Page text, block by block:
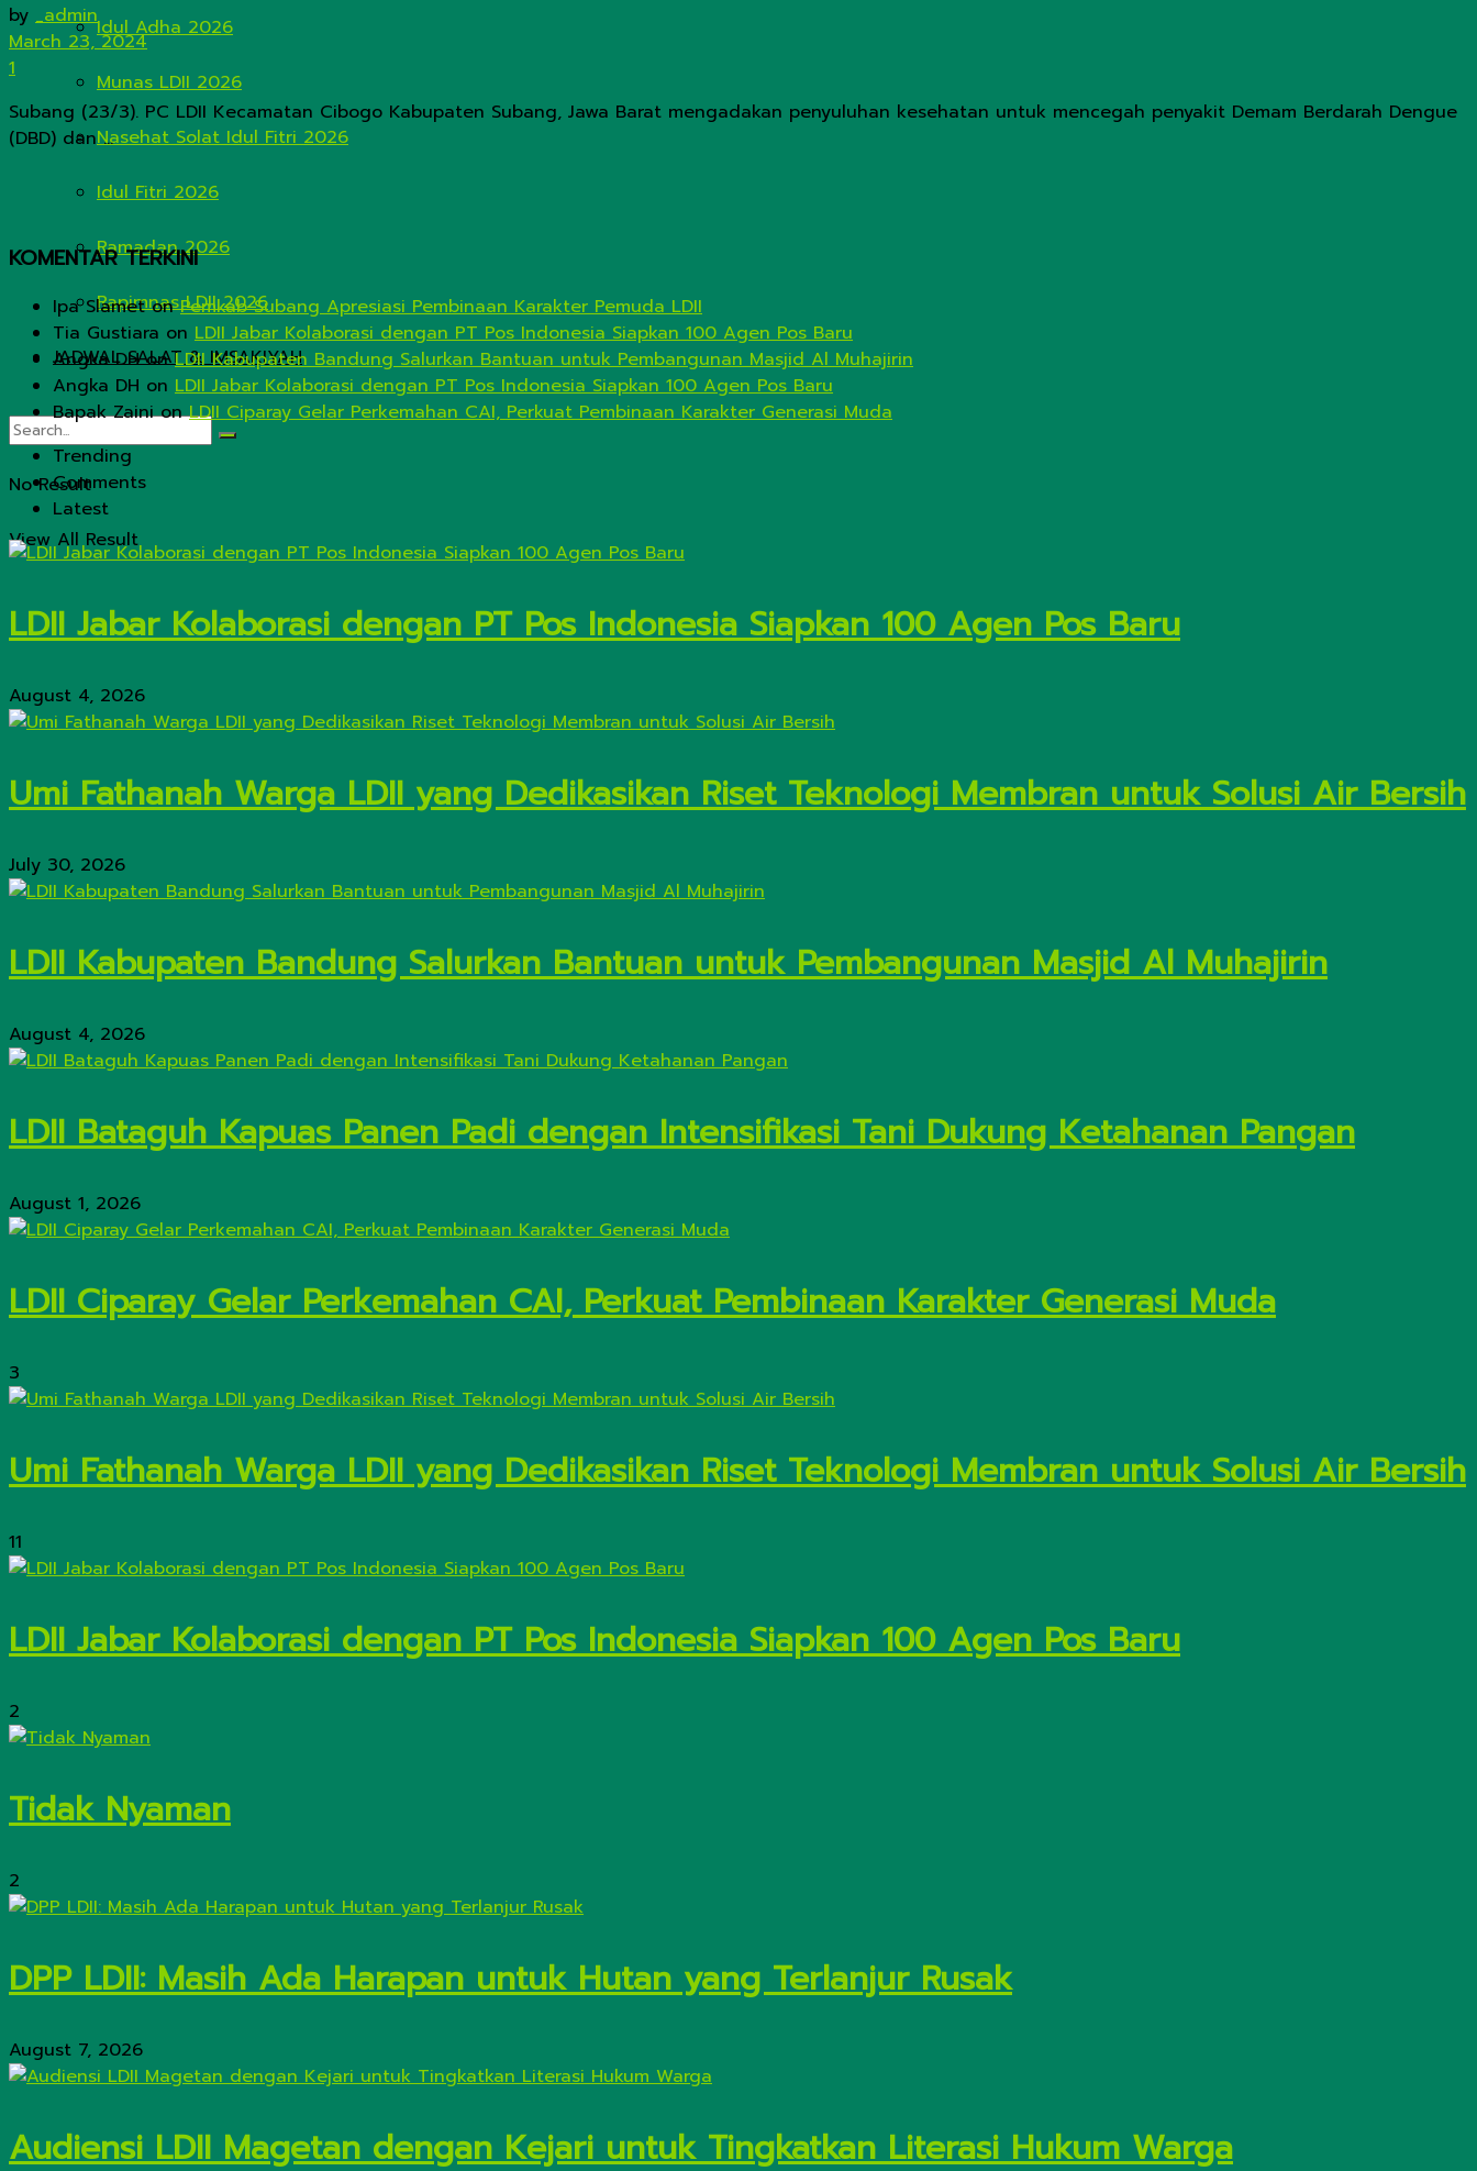
Idul Adha 2026
Munas LDII 2026
Nasehat Solat Idul Fitri 2026
Idul Fitri 2026
Ramadan 2026
Rapimnas LDII 2026
JADWAL SALAT & IMSAKIYAH
No Result
View All Result
by _admin
March 23, 2024
1
Subang (23/3). PC LDII Kecamatan Cibogo Kabupaten Subang, Jawa Barat mengadakan penyuluhan kesehatan untuk mencegah penyakit Demam Berdarah Dengue
(DBD) dan ...
KOMENTAR TERKINI
Ipa SlametonPemkab Subang Apresiasi Pembinaan Karakter Pemuda LDII
Tia Gustiara on LDII Jabar Kolaborasi dengan PT Pos Indonesia Siapkan 100 Agen Pos Baru
Angka DHonLDII Kabupaten Bandung Salurkan Bantuan untuk Pembangunan Masjid Al Muhajirin
Angka DH on LDII Jabar Kolaborasi dengan PT Pos Indonesia Siapkan 100 Agen Pos Baru
Bapak ZainionLDII Ciparay Gelar Perkemahan CAI, Perkuat Pembinaan Karakter Generasi Muda
Trending
Comments
Latest
LDII Jabar Kolaborasi dengan PT Pos Indonesia Siapkan 100 Agen Pos Baru
August 4, 2026
Umi Fathanah Warga LDII yang Dedikasikan Riset Teknologi Membran untuk Solusi Air Bersih
July 30, 2026
LDII Kabupaten Bandung Salurkan Bantuan untuk Pembangunan Masjid Al Muhajirin
August 4, 2026
LDII Bataguh Kapuas Panen Padi dengan Intensifikasi Tani Dukung Ketahanan Pangan
August 1, 2026
LDII Ciparay Gelar Perkemahan CAI, Perkuat Pembinaan Karakter Generasi Muda
3
Umi Fathanah Warga LDII yang Dedikasikan Riset Teknologi Membran untuk Solusi Air Bersih
11
LDII Jabar Kolaborasi dengan PT Pos Indonesia Siapkan 100 Agen Pos Baru
2
Tidak Nyaman
2
DPP LDII: Masih Ada Harapan untuk Hutan yang Terlanjur Rusak
August 7, 2026
Audiensi LDII Magetan dengan Kejari untuk Tingkatkan Literasi Hukum Warga